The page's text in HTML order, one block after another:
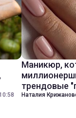
Маникюр,
трендовые
Наталия